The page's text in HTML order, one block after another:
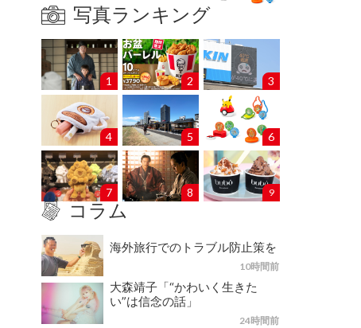
写真ランキング
1 2 3
4 5 6
7 8 9
コラム
海外旅行でのトラブル防止策を
10時間前
大森靖子「“かわいく生きた
い”は信念の話」
24時間前